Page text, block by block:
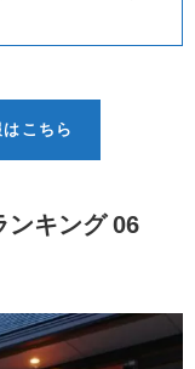
こちら
ンキング 06